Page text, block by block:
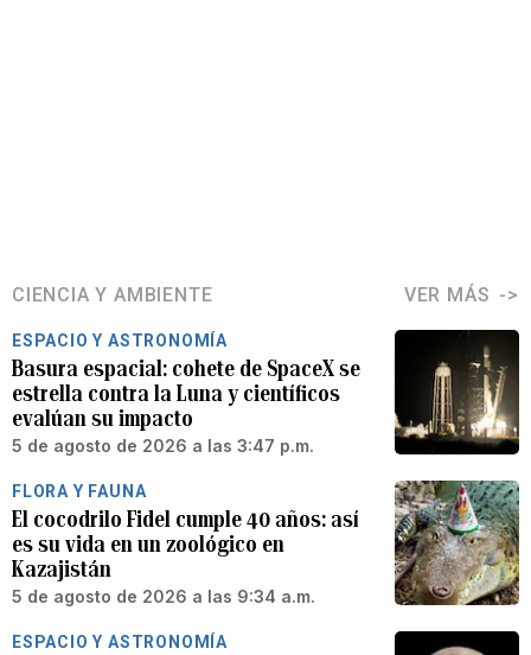
CIENCIA Y AMBIENTE VER MÁS
ESPACIO Y ASTRONOMÍA
Basura espacial: cohete de SpaceX se
estrella contra la Luna y científicos
evalúan su impacto
5 de agosto de 2026 a las 3:47 p.m.
FLORA Y FAUNA
El cocodrilo Fidel cumple 40 años: así
es su vida en un zoológico en
Kazajistán
5 de agosto de 2026 a las 9:34 a.m.
ESPACIO Y ASTRONOMÍA